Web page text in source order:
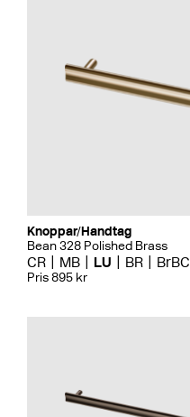
Knoppar/Handtag
Bean 328 Polished Brass
CR MB LU BR BrBC
Pris 895 kr